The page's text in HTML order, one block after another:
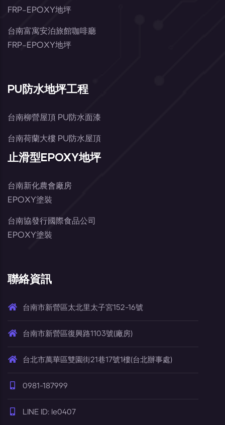
FRP-EPOXY地坪
台南富寓安泊旅館咖啡廳
FRP-EPOXY地坪
PU防水地坪工程
台南柳營屋頂 PU防水面漆
台南荷蘭大樓 PU防水屋頂
止滑型EPOXY地坪
台南新化農會廠房
EPOXY塗裝
台南協發行國際食品公司
EPOXY塗裝
聯絡資訊
台南市新營區太北里太子宮152-16號
台南市新營區復興路1103號(廠房)
台北市萬華區雙園街21巷17號1樓(台北辦事處)
0981-187999
LINE ID: le0407